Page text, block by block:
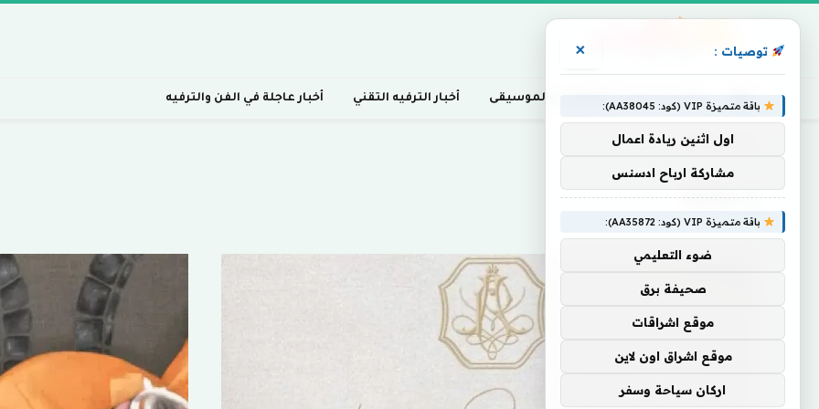
أخبار السينما، التلفزيون، والموسيقى أخبار الترفيه التقني أخبار عاجلة في الفن والترفيه
Home
» جمالية
جمالية
توصيات : ×
باقة متميزة VIP (كود: AA38045):
اول اثنين ريادة اعمال
مشاركة ارباح ادسنس
باقة متميزة VIP (كود: AA35872):
ضوء التعليمي
صحيفة برق
موقع اشراقات
موقع اشراق اون لاين
اركان سياحة وسفر